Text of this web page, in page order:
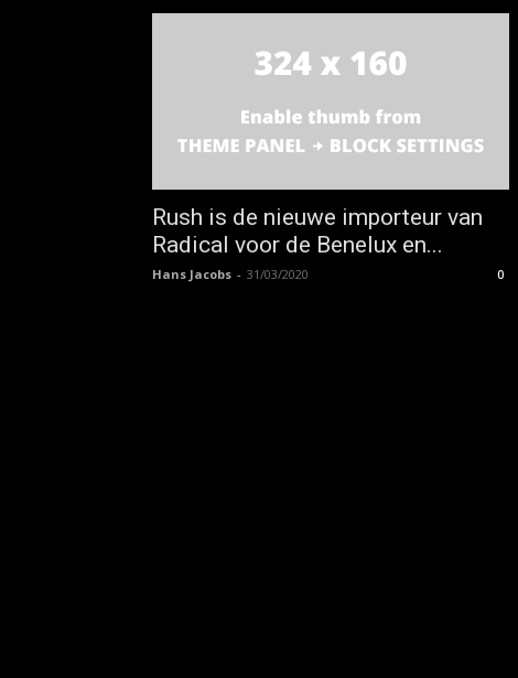
Rush is de nieuwe importeur van
Radical voor de Benelux en...
Hans Jacobs - 31/03/2020 0